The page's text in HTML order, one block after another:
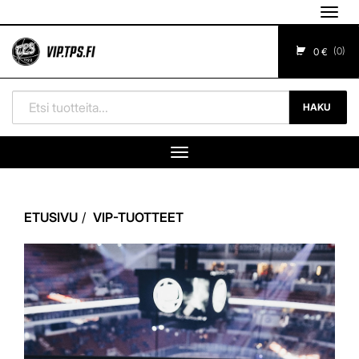
0 € 0
HAKU
Navigaatio
ETUSIVU VIP-TUOTTEET